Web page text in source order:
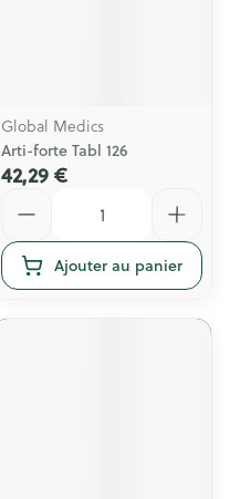
Global Medics
Arti-forte Tabl 126
42,29 €
Ajouter au panier